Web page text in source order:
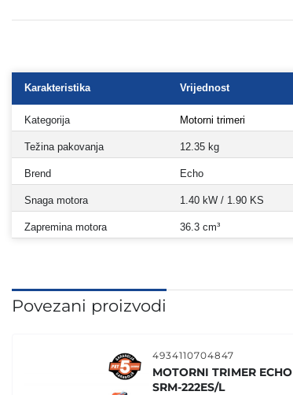
Karakteristika Vrijednost
Kategorija Motorni trimeri
Težina pakovanja 12.35 kg
Brend Echo
Snaga motora 1.40 kW / 1.90 KS
Zapremina motora 36.3 cm³
Povezani proizvodi
4934110704847
MOTORNI TRIMER ECHO
SRM-222ES/L